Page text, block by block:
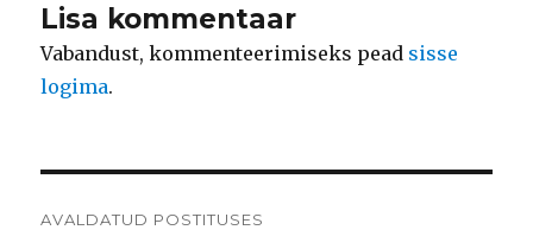
Lisa kommentaar
Vabandust, kommenteerimiseks pead sisse
logima.
AVALDATUD POSTITUSES